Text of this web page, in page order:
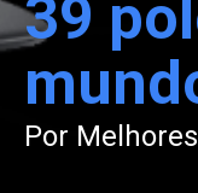
39
Por